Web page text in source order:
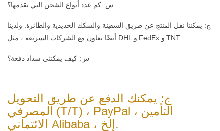
س: كم عدد أنواع الشحن التي تقدمها؟
ج: يمكننا نقل المنتج عن طريق السفينة والسكك الحديدية والطائرة. ولدينا
أيضًا تعاون مع الشركات السريعة ، مثل DHL و FedEx و TNT.
س: كيف يمكنني سداد دفعة؟
ج: يمكنك الدفع عن طريق التحويل
المصرفي (T/T) ، PayPal ، التأمين
الائتماني Alibaba ، إلخ.